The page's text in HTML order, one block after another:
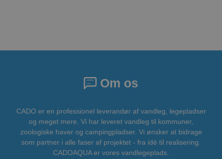
Om os
CADO er en professionel leverandør af vandleg, legepladser
og meget mere. Vi har leveret vandleg til kommuner,
zoologiske haver og campingpladser. Vi ønsker at bidrage
som partner i alle faser af projektet - fra idé til realisering.
CADOAQUA er vores vandlegeplads.